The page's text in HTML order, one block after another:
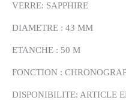
VERRE: SAPPHIRE
DIAMETRE : 43 MM
ETANCHE : 50 M
FONCTION :
DISPONIBILITE: ARTICLE